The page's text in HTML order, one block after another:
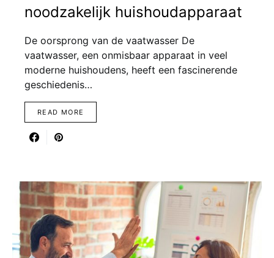
noodzakelijk huishoudapparaat
De oorsprong van de vaatwasser De
vaatwasser, een onmisbaar apparaat in veel
moderne huishoudens, heeft een fascinerende
geschiedenis…
READ MORE